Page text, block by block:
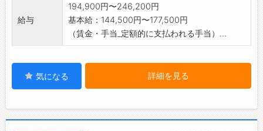
給与
194,900円〜246,200円
基本給：144,500円〜177,500円
（賃金・手当_定額的に支払われる手当）...
気になる 詳細を見る